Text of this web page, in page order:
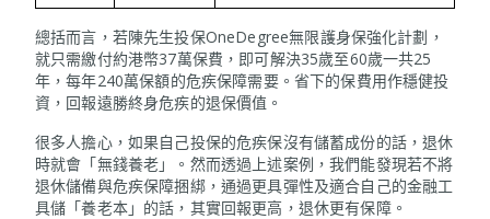
總括而言，若陳先生投保OneDegree無限護身保強化計劃，
就只需繳付約港幣37萬保費，即可解決35歲至60歲一共25
年，每年240萬保額的危疾保障需要。省下的保費用作穩健投
資，回報遠勝終身危疾的退保價值。
很多人擔心，如果自己投保的危疾保沒有儲蓄成份的話，退休
時就會「無錢養老」。然而透過上述案例，我們能發現若不將
退休儲備與危疾保障捆綁，通過更具彈性及適合自己的金融工
具儲「養老本」的話，其實回報更高，退休更有保障。